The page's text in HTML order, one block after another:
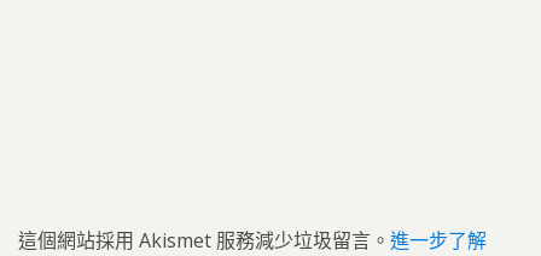
這個網站採用 Akismet 服務減少垃圾留言。 進一步了解